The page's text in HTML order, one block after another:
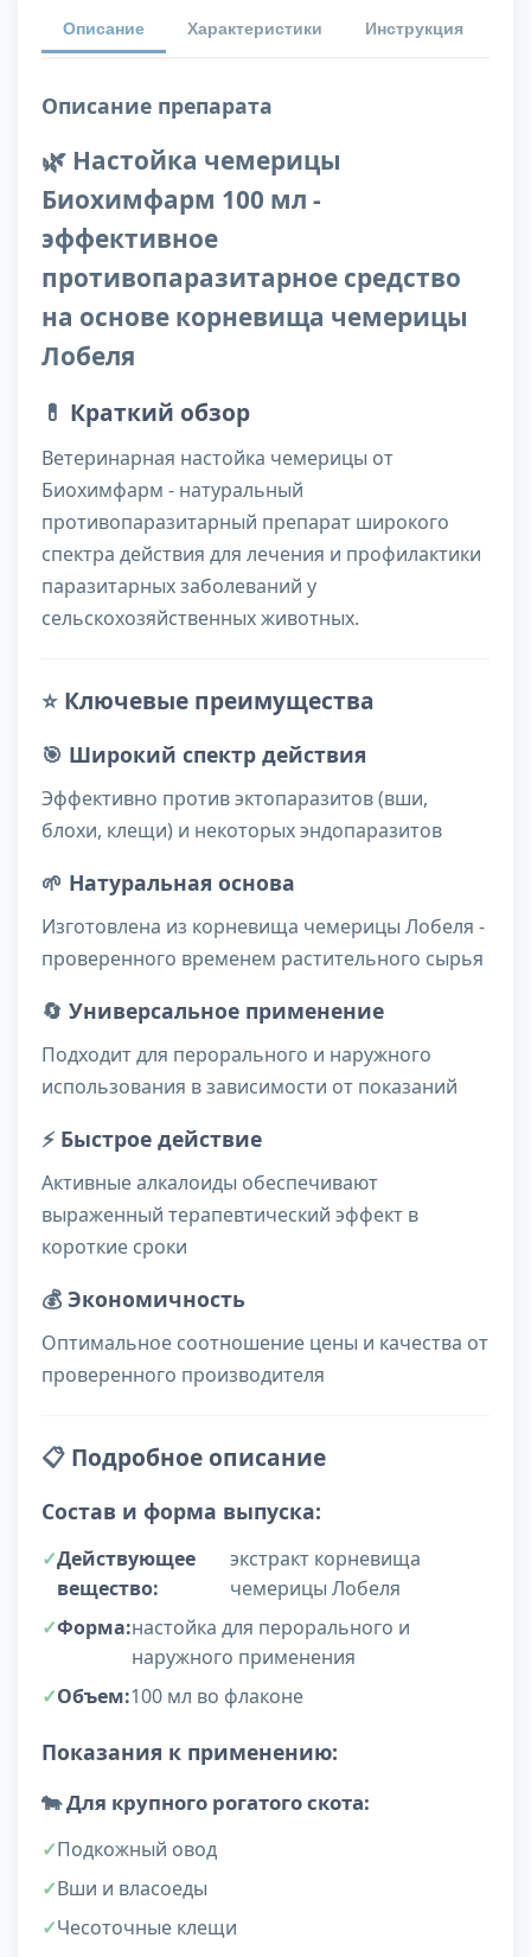
Описание Характеристики Инструкция
Описание препарата
🌿 Настойка чемерицы
Биохимфарм 100 мл -
эффективное
противопаразитарное средство
на основе корневища чемерицы
Лобеля
💊 Краткий обзор
Ветеринарная настойка чемерицы от
Биохимфарм - натуральный
противопаразитарный препарат широкого
спектра действия для лечения и профилактики
паразитарных заболеваний у
сельскохозяйственных животных.
⭐ Ключевые преимущества
🎯 Широкий спектр действия
Эффективно против эктопаразитов (вши,
блохи, клещи) и некоторых эндопаразитов
🌱 Натуральная основа
Изготовлена из корневища чемерицы Лобеля -
проверенного временем растительного сырья
🔄 Универсальное применение
Подходит для перорального и наружного
использования в зависимости от показаний
⚡ Быстрое действие
Активные алкалоиды обеспечивают
выраженный терапевтический эффект в
короткие сроки
💰 Экономичность
Оптимальное соотношение цены и качества от
проверенного производителя
📋 Подробное описание
Состав и форма выпуска:
Действующее
вещество:
экстракт корневища
чемерицы Лобеля
Форма:настойка для перорального и
наружного применения
Объем:100 мл во флаконе
Показания к применению:
🐄Для крупного рогатого скота:
Подкожный овод
Вши и власоеды
Чесоточные клещи